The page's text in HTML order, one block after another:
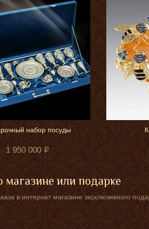
набор посуды
1 950 000
магазине или подарке
в интернет магазине эксклюзивного